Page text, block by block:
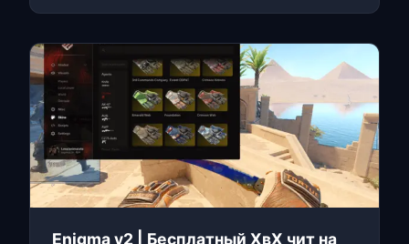
Enigma v2 | Бесплатный ХвХ чит на